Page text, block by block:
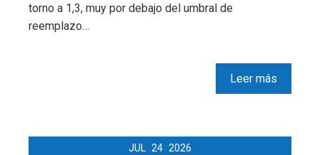
torno a 1,3, muy por debajo del umbral de
reemplazo…
Leer más
JUL 24 2026